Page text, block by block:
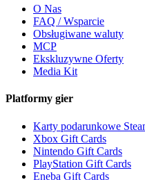
O Nas
FAQ / Wsparcie
Obsługiwane waluty
MCP
Ekskluzywne Oferty
Media Kit
Platformy gier
Karty podarunkowe
Xbox Gift Cards
Nintendo Gift Cards
PlayStation Gift Cards
Eneba Gift Cards